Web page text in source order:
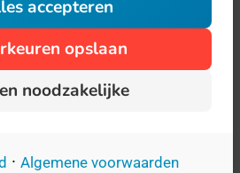
hoe het is om
maar in het algemeen is
accepteren
opslaan
noodzakelijke
· Algemene voorwaarden